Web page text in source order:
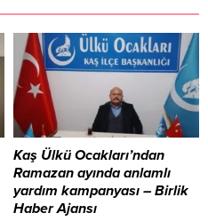
Kaş Ülkü Ocakları’ndan
Ramazan ayında anlamlı
yardım kampanyası – Birlik
Haber Ajansı